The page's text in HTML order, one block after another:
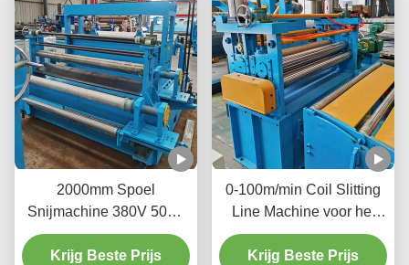
2000mm Spoel
Snijmachine 380V 50Hz
3 Fase Verhoogt
Materiaal
Krijg Beste Prijs
0-100m/min Coil Slitting
Line Machine voor het
snijden van grote metalen
rollen in smallere stroken
Krijg Beste Prijs